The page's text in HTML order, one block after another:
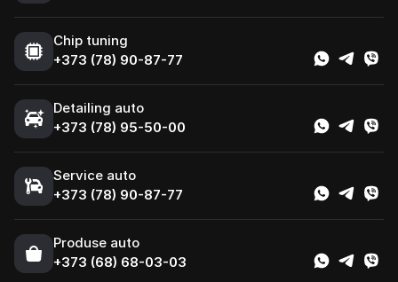
Chip tuning
+373 (78) 90-87-77
Detailing auto
+373 (78) 95-50-00
Service auto
+373 (78) 90-87-77
Produse auto
+373 (68) 68-03-03